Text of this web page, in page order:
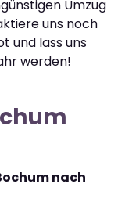
Umzug
uns noch
und lass uns
werden!
nach